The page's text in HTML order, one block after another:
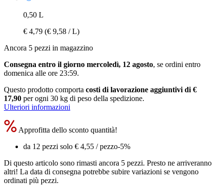
0,50 L
€ 4,79 (€ 9,58 / L)
Ancora 5 pezzi in magazzino
Consegna entro il giorno mercoledì, 12 agosto, se ordini entro
domenica alle ore 23:59.
Questo prodotto comporta costi di lavorazione aggiuntivi di €
17,90 per ogni 30 kg di peso della spedizione.
Ulteriori informazioni
Approfitta dello sconto quantità!
da 12 pezzi solo € 4,55 / pezzo-5%
Di questo articolo sono rimasti ancora 5 pezzi. Presto ne arriveranno
altri! La data di consegna potrebbe subire variazioni se vengono
ordinati più pezzi.